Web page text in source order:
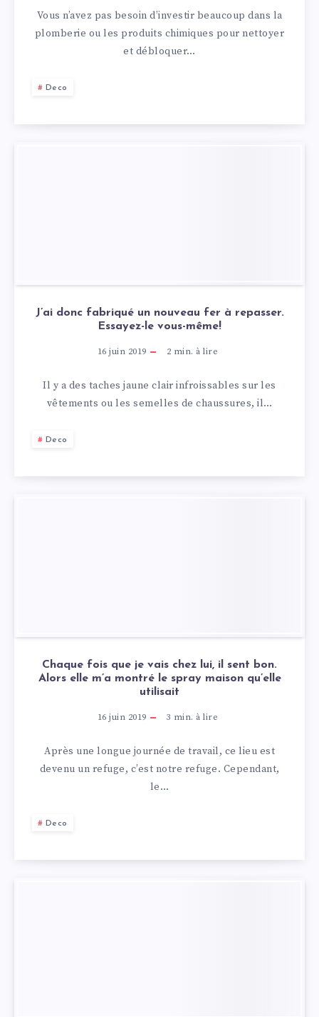
Vous n’avez pas besoin d’investir beaucoup dans la
plomberie ou les produits chimiques pour nettoyer
et débloquer…
Deco
J’ai donc fabriqué un nouveau fer à repasser.
Essayez-le vous-même!
16 juin 2019 2 min. à lire
Il y a des taches jaune clair infroissables sur les
vêtements ou les semelles de chaussures, il…
Deco
Chaque fois que je vais chez lui, il sent bon.
Alors elle m’a montré le spray maison qu’elle
utilisait
16 juin 2019 3 min. à lire
Après une longue journée de travail, ce lieu est
devenu un refuge, c’est notre refuge. Cependant,
le…
Deco